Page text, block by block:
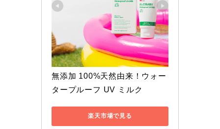
無添加 100%天然由来！ウォー
タープルーフ UV ミルク
楽天市場で見る